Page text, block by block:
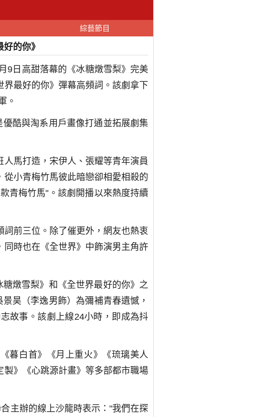
綜藝節目
的你》
9日高甜落幕的《冰糖燉雪梨》完美
最好的你》彈幕高頻詞。該劇拿下
。
酷與淘系用戶畫像打通並拓展劇集
馬打造，宋伊人、張耀等青年演員
小青梅竹馬彼此暗戀卻相愛相殺的
青梅竹馬"。該劇開播以來熱度持續
前三位。除了催更外，網友也熱衷
時也在《全世界》中飾演男主角許
燉雪梨》和《全世界最好的你》之
昊（李逸男飾）為彌補青春遺憾，
故事。該劇上線24小時，即成為抖
暮白首》《月上重火》《琉璃美人
》《心跳源計畫》等多部都市職場
主辦的線上沙龍時表示："我們在探